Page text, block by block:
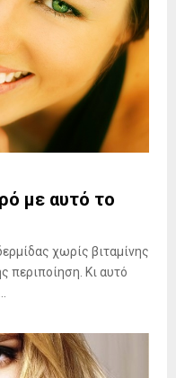
με αυτό το
χωρίς βιταμίνης
περιποίηση. Κι αυτό